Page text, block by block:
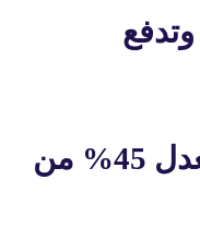
الاول في 19 يوليو بمعدل 45% من